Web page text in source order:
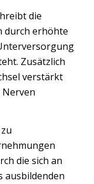
die
durch erhöhte
Zusätzlich
verstärkt
die sich an
ausbildenden